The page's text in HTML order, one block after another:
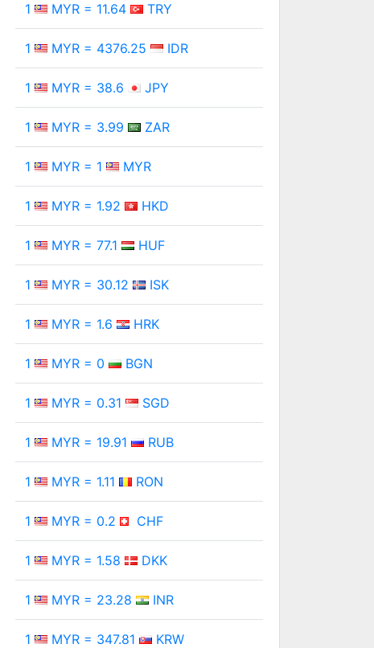
1 MYR = 11.64 TRY
1 MYR = 4376.25 IDR
1 MYR = 38.6 JPY
1 MYR = 3.99 ZAR
1 MYR = 1 MYR
1 MYR = 1.92 HKD
1 MYR = 77.1 HUF
1 MYR = 30.12 ISK
1 MYR = 1.6 HRK
1 MYR = 0 BGN
1 MYR = 0.31 SGD
1 MYR = 19.91 RUB
1 MYR = 1.11 RON
1 MYR = 0.2 CHF
1 MYR = 1.58 DKK
1 MYR = 23.28 INR
1 MYR = 347.81 KRW